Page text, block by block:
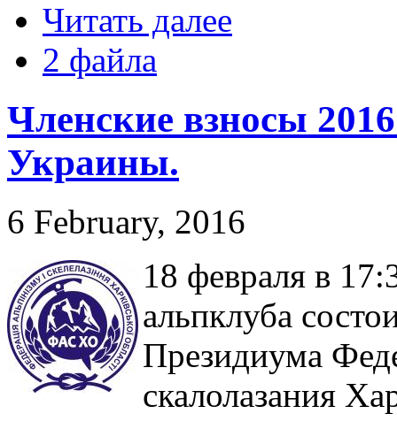
Читать далее
2 файла
Членские взносы
Украины.
6 February, 2016
18 февраля в
альпклуба
Президиума
скалолазания